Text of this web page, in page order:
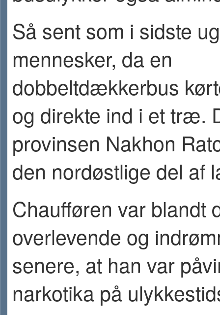
Så sent som i sidste
mennesker, da en
dobbeltdækkerbus
og direkte ind i et træ.
provinsen Nakhon
den nordøstlige del af
Chaufføren var blandt
overlevende og
senere, at han var
narkotika på